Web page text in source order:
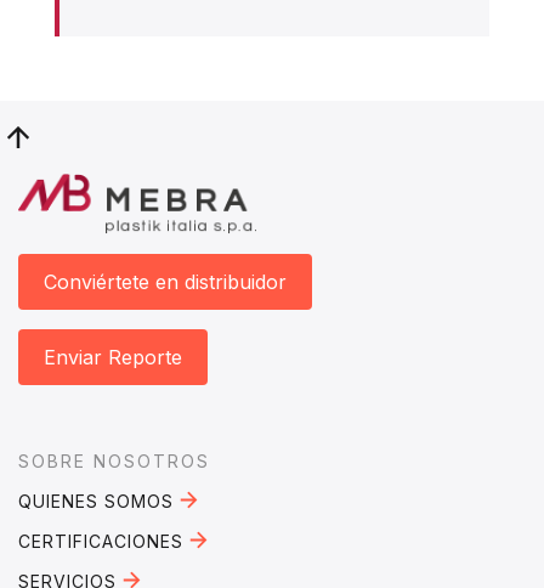
Conviértete en distribuidor
Enviar Reporte
Footer
SOBRE NOSOTROS
QUIENES SOMOS
CERTIFICACIONES
SERVICIOS